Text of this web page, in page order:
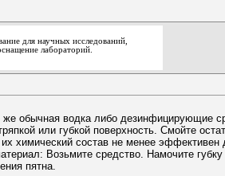
для научных исследований,
лабораторий.
обычная водка либо дезинфицирующие
или губкой поверхность. Смойте
химический состав не менее
Возьмите средство. Намочите
пятна.